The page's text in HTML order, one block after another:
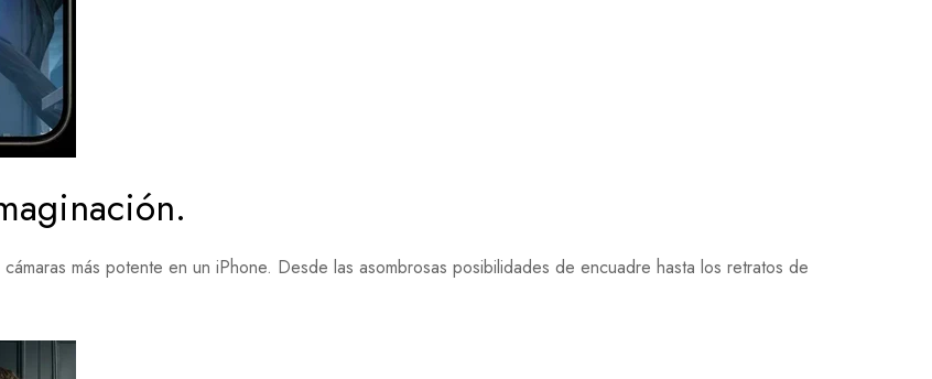
más potente en un iPhone. Desde las asombrosas posibilidades de encuadre hasta los retratos de